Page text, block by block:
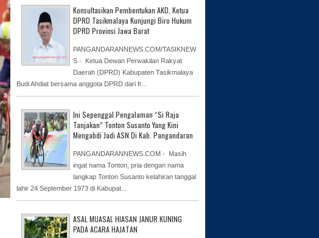
Konsultasikan Pembentukan AKD, Ketua
DPRD Tasikmalaya Kunjungi Biro Hukum
DPRD Provinsi Jawa Barat
PANGANDARANNEWS.COM/TASIKNEW
S - Ketua Dewan Perwakilan Rakyat
Daerah (DPRD) Kabupaten Tasikmalaya
Budi Ahdiat bersama anggota DPRD dari fr...
Ini Sepenggal Pengalaman “Si Raja
Tanjakan” Tonton Susanto Yang Kini
Mengabdi Jadi ASN Di Kab. Pangandaran
PANGANDARANNEWS.COM - Masih
ingat nama Tonton, pria dengan nama
langkap Tonton Susanto kelahiran tanggal
lahir 24 September 1973 di Kabupat...
ASAL MUASAL HIASAN JANUR KUNING
PADA ACARA HAJATAN